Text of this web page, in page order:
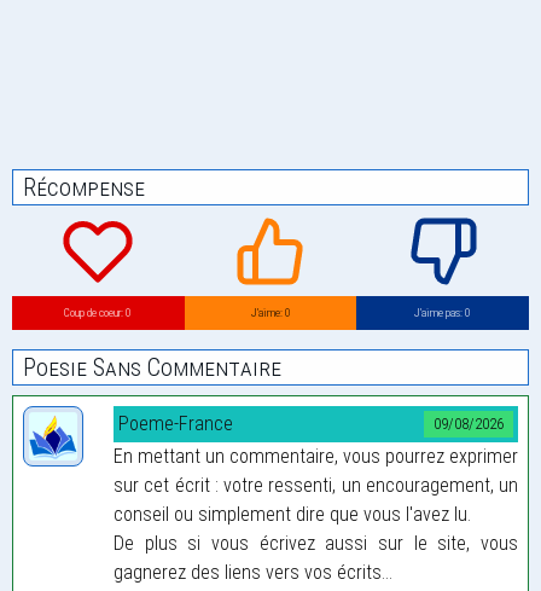
Récompense
Coup de coeur: 0 J’aime: 0 J’aime pas: 0
Poesie Sans Commentaire
09/08/2026
Poeme-France
En mettant un commentaire, vous pourrez exprimer
sur cet écrit : votre ressenti, un encouragement, un
conseil ou simplement dire que vous l'avez lu.
De plus si vous écrivez aussi sur le site, vous
gagnerez des liens vers vos écrits...